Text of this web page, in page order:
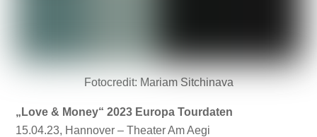
Fotocredit: Mariam Sitchinava
„Love & Money“ 2023 Europa Tourdaten
15.04.23, Hannover – Theater Am Aegi